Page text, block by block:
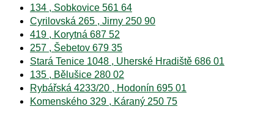
134 , Sobkovice 561 64
Cyrilovská 265 , Jirny 250 90
419 , Korytná 687 52
257 , Šebetov 679 35
Stará Tenice 1048 , Uherské Hradiště 686 01
135 , Bělušice 280 02
Rybářská 4233/20 , Hodonín 695 01
Komenského 329 , Káraný 250 75